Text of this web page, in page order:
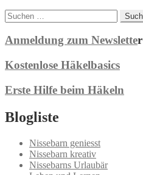
Suchen
nach:
Anmeldung zum Newsletter
Kostenlose Häkelbasics
Erste Hilfe beim Häkeln
Blogliste
Nissebarn geniesst
Nissebarn kreativ
Nissebarns Urlaubär